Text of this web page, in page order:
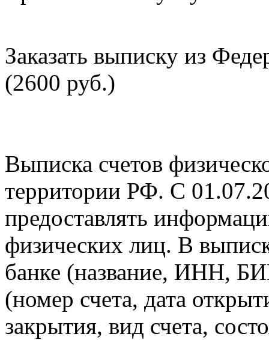
Заказать выписку из
(2600 руб.)
Выписка счетов
территории РФ. С
предоставлять
физических лиц. В
банке (название, ИНН,
(номер счета, дата
закрытия, вид счета,